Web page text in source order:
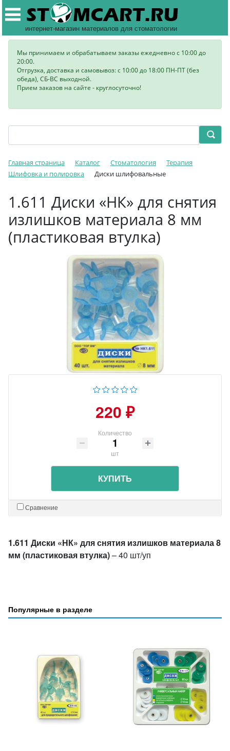
интернет-магазин материалов для стоматологии
Мы принимаем и обрабатываем заказы ежедневно с 10:00 до
20:00.
Отгрузка, доставка и самовывоз: с 10:00 до 18:00 ПН-ПТ (без
обеда), СБ-ВС выходной.
Прием заказов на сайте - круглосуточно!
Главная страница Каталог Стоматология
Терапия
Шлифовка и полировка
Диски шлифовальные
1.611 Диски «НК» для снятия
излишков материала 8 мм
(пластиковая втулка)
220 ₽
Количество
шт
КУПИТЬ
Сравнение
1.611 Диски «НК» для снятия излишков материала 8
мм (пластиковая втулка)– 40 шт/уп
Популярные в разделе